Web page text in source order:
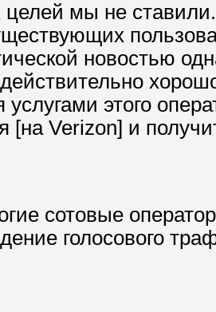
мы не
новостью
этого
[на Verizon] и
сотовые
голосового